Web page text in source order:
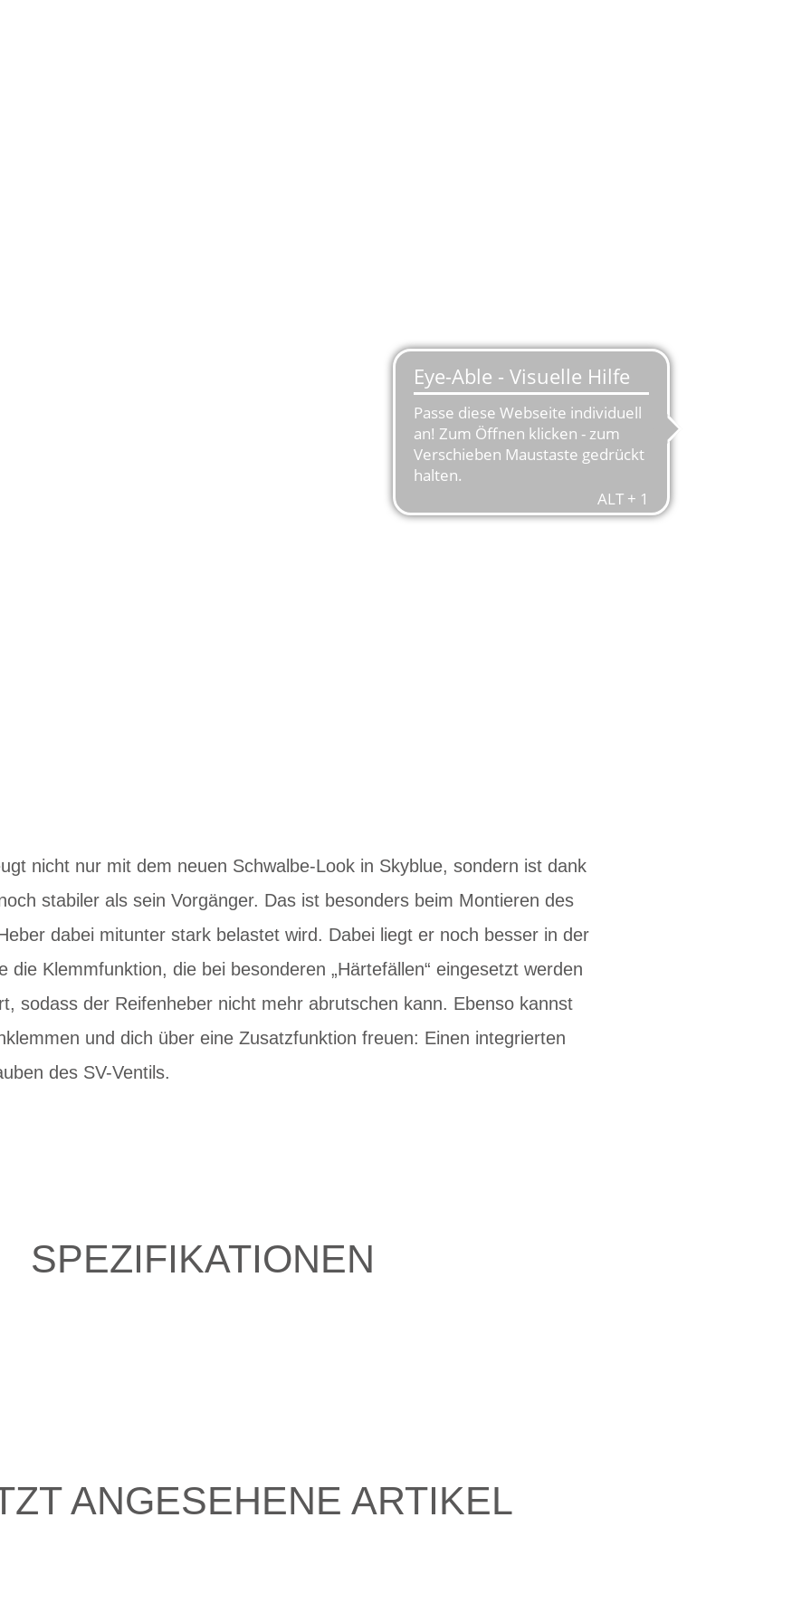
nicht nur mit dem neuen Schwalbe-Look in Skyblue, sondern ist dank
stabiler als sein Vorgänger. Das ist besonders beim Montieren des
dabei mitunter stark belastet wird. Dabei liegt er noch besser in der
die Klemmfunktion, die bei besonderen „Härtefällen“ eingesetzt werden
sodass der Reifenheber nicht mehr abrutschen kann. Ebenso kannst
und dich über eine Zusatzfunktion freuen: Einen integrierten
des SV-Ventils.
SPEZIFIKATIONEN
ANGESEHENE ARTIKEL